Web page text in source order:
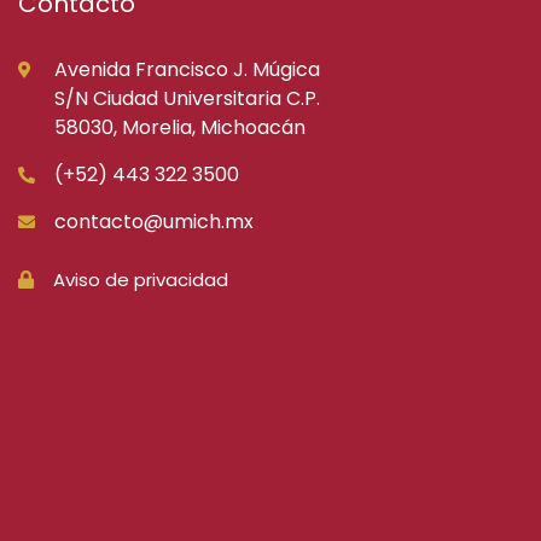
Avenida Francisco J. Múgica
S/N Ciudad Universitaria C.P.
58030, Morelia, Michoacán
(+52) 443 322 3500
contacto@umich.mx
Aviso de privacidad